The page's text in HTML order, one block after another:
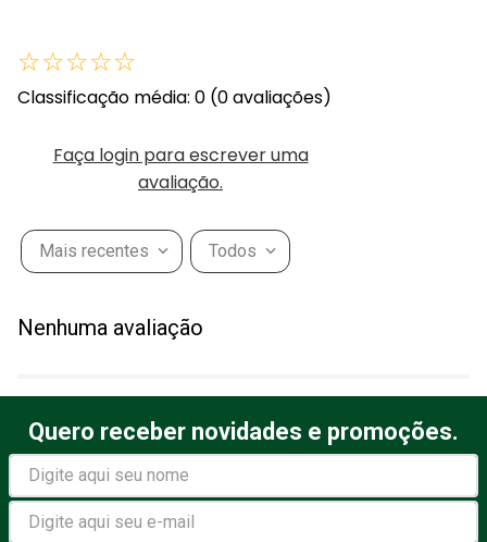
☆☆☆☆☆
Classificação média: 0 (0 avaliações)
Faça login para escrever uma
avaliação.
Mais recentes Todos
Nenhuma avaliação
Quero receber novidades e promoções.